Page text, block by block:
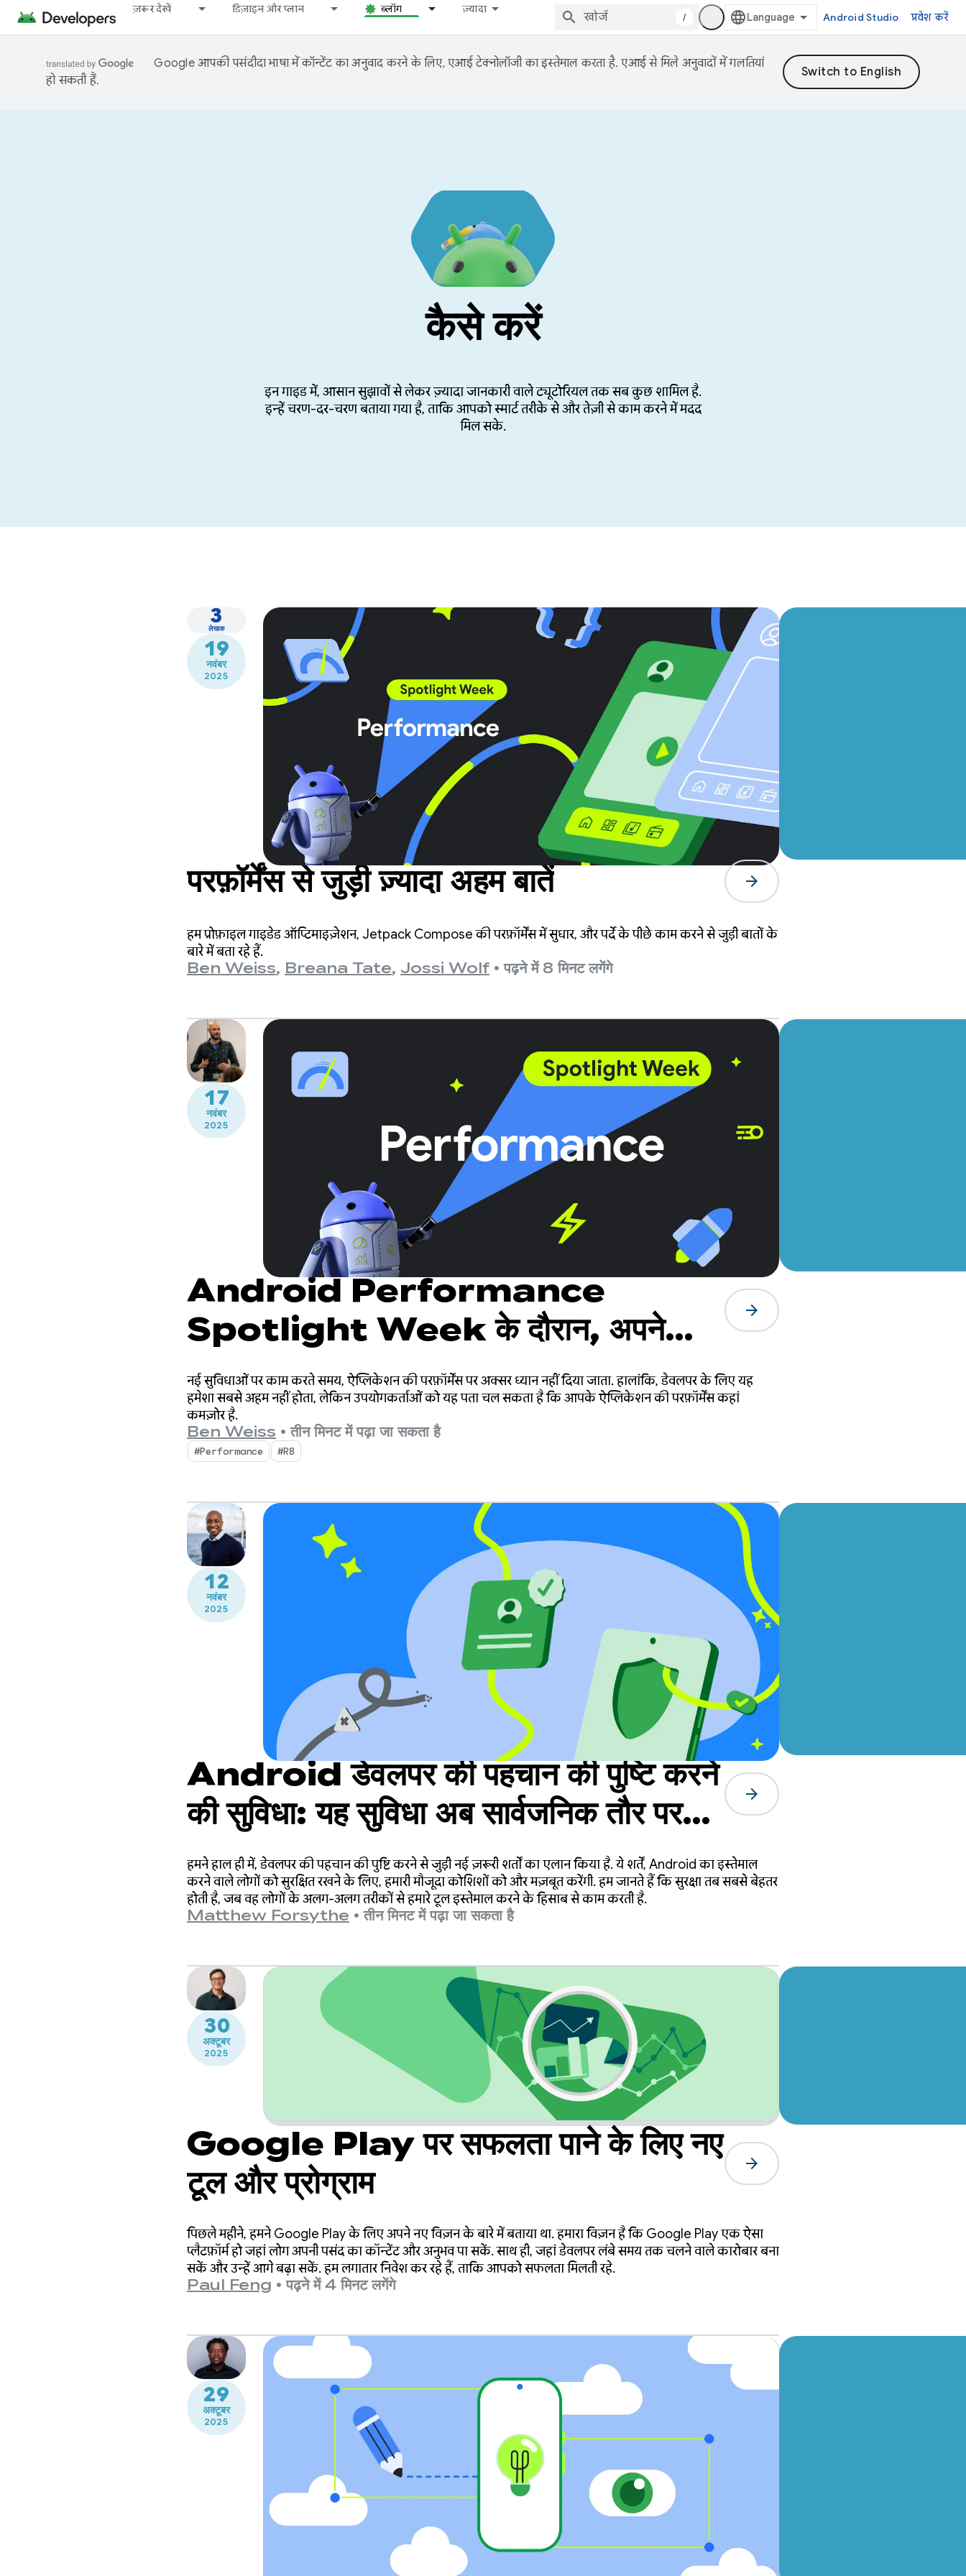
ज़रूर देखें डिज़ाइन और प्लान ब्लॉग ज़्यादा
/ Android Studio प्रवेश करें
Google आपकी पसंदीदा भाषा में कॉन्टेंट का अनुवाद करने के लिए, एआई टेक्नोलॉजी का इस्तेमाल करता है. एआई से मिले अनुवादों में गलतियां
हो सकती हैं.
कैसे करें
इन गाइड में, आसान सुझावों से लेकर ज़्यादा जानकारी वाले ट्यूटोरियल तक सब कुछ शामिल है.
इन्हें चरण-दर-चरण बताया गया है, ताकि आपको स्मार्ट तरीके से और तेज़ी से काम करने में मदद
मिल सके.
3
लेखक
19
नवंबर
2025
परफ़ॉर्मेंस से जुड़ी ज़्यादा अहम बातें arrow_forward
हम प्रोफ़ाइल गाइडेड ऑप्टिमाइज़ेशन, Jetpack Compose की परफ़ॉर्मेंस में सुधार, और पर्दे के पीछे काम करने से जुड़ी बातों के
बारे में बता रहे हैं.
Ben Weiss, Breana Tate, Jossi Wolf • पढ़ने में 8 मिनट लगेंगे
17
नवंबर
2025
Android Performance
Spotlight Week के दौरान, अपने
ऐप्लिकेशन को फ़ास्ट ट्रैक पर लाएं!
arrow_forward
नई सुविधाओं पर काम करते समय, ऐप्लिकेशन की परफ़ॉर्मेंस पर अक्सर ध्यान नहीं दिया जाता. हालांकि, डेवलपर के लिए यह
हमेशा सबसे अहम नहीं होता, लेकिन उपयोगकर्ताओं को यह पता चल सकता है कि आपके ऐप्लिकेशन की परफ़ॉर्मेंस कहां
कमज़ोर है.
Ben Weiss • तीन मिनट में पढ़ा जा सकता है
#Performance #R8
12
नवंबर
2025
Android डेवलपर की पहचान की पुष्टि करने
की सुविधा: यह सुविधा अब सार्वजनिक तौर पर
उपलब्ध होने से पहले इस्तेमाल के लिए उपलब्ध है.
हम आपके सुझाव/राय या शिकायत के आधार पर
इसे बेहतर बनाते रहेंगे
arrow_forward
हमने हाल ही में, डेवलपर की पहचान की पुष्टि करने से जुड़ी नई ज़रूरी शर्तों का एलान किया है. ये शर्तें, Android का इस्तेमाल
करने वाले लोगों को सुरक्षित रखने के लिए, हमारी मौजूदा कोशिशों को और मज़बूत करेंगी. हम जानते हैं कि सुरक्षा तब सबसे बेहतर
होती है, जब वह लोगों के अलग-अलग तरीकों से हमारे टूल इस्तेमाल करने के हिसाब से काम करती है.
Matthew Forsythe • तीन मिनट में पढ़ा जा सकता है
30
अक्टूबर
2025
Google Play पर सफलता पाने के लिए नए
टूल और प्रोग्राम
arrow_forward
पिछले महीने, हमने Google Play के लिए अपने नए विज़न के बारे में बताया था. हमारा विज़न है कि Google Play एक ऐसा
प्लैटफ़ॉर्म हो जहां लोग अपनी पसंद का कॉन्टेंट और अनुभव पा सकें. साथ ही, जहां डेवलपर लंबे समय तक चलने वाले कारोबार बना
सकें और उन्हें आगे बढ़ा सकें. हम लगातार निवेश कर रहे हैं, ताकि आपको सफलता मिलती रहे.
Paul Feng • पढ़ने में 4 मिनट लगेंगे
29
अक्टूबर
2025